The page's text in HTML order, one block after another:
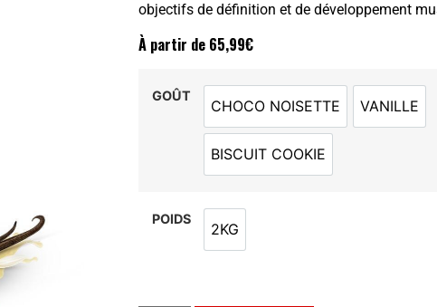
objectifs de définition et de développement
À partir de 65,99€
GOÛT
CHOCO NOISETTE
CHOCO NOISETTE
VANILLE
BISCUIT COOKIE
BISCUIT COOKIE
POIDS
2KG
2KG